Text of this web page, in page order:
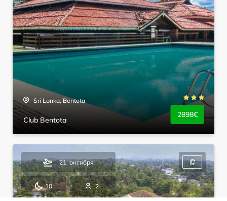
Sri Lanka, Bentota
Club Bentota
2898€
21. октября
10 2